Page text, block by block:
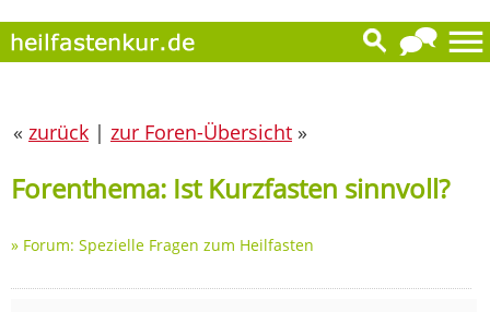
« zurück | zur Foren-Übersicht »
Forenthema: Ist Kurzfasten sinnvoll?
» Forum: Spezielle Fragen zum Heilfasten